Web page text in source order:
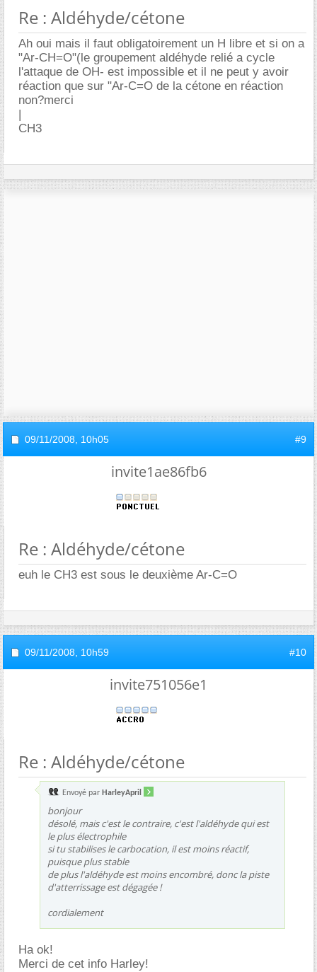
Re : Aldéhyde/cétone
Ah oui mais il faut obligatoirement un H libre et si on a
"Ar-CH=O"(le groupement aldéhyde relié a cycle
l'attaque de OH- est impossible et il ne peut y avoir
réaction que sur "Ar-C=O de la cétone en réaction
non?merci
CH3
09/11/2008, 10h05 #9
invite1ae86fb6
Re : Aldéhyde/cétone
euh le CH3 est sous le deuxième Ar-C=O
09/11/2008, 10h59 #10
invite751056e1
Re : Aldéhyde/cétone
Envoyé par HarleyApril
bonjour
désolé, mais c'est le contraire, c'est l'aldéhyde qui est
le plus électrophile
si tu stabilises le carbocation, il est moins réactif,
puisque plus stable
de plus l'aldéhyde est moins encombré, donc la piste
d'atterrissage est dégagée !
cordialement
Ha ok!
Merci de cet info Harley!